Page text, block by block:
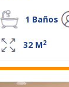
1 Baños
32 M2